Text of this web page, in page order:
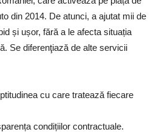
din 2014. De atunci, a ajutat mii de
și ușor, fără a le afecta situația
Se diferenţiază de alte servicii
cu care tratează fiecare
condițiilor contractuale.